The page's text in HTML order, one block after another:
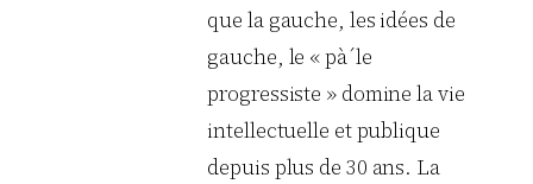
que la gauche, les idées de
gauche, le « pà´le
progressiste » domine la vie
intellectuelle et publique
depuis plus de 30 ans. La